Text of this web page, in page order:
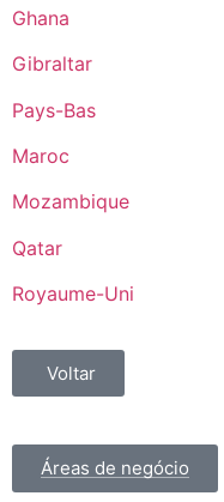
Ghana
Gibraltar
Pays-Bas
Maroc
Mozambique
Qatar
Royaume-Uni
Voltar
Áreas de negócio